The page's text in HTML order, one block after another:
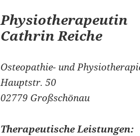
Physiotherapeutin
Cathrin Reiche
Osteopathie- und
Hauptstr. 50
02779 Großschönau
Therapeutische Leistungen: